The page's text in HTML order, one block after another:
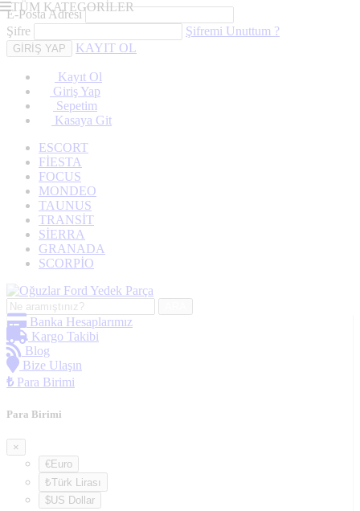
E-Posta Adresi
Şifre
Şifremi Unuttum ?
KAYIT OL
Kayıt Ol
Giriş Yap
Sepetim
Kasaya Git
ESCORT
FİESTA
FOCUS
MONDEO
TAUNUS
TRANSİT
SİERRA
GRANADA
SCORPİO
Banka Hesaplarımız
Kargo Takibi
Blog
Bize Ulaşın
₺ Para Birimi
Para Birimi
×
€Euro
₺Türk Lirası
$US Dollar
TÜM KATEGORİLER